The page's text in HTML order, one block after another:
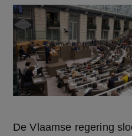
De Vlaamse regering